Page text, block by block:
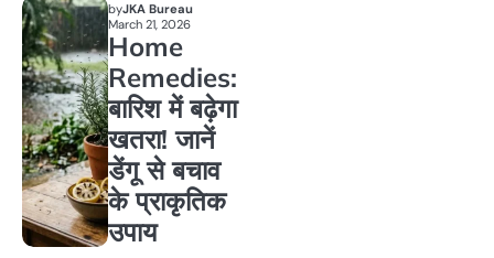
byJKA Bureau
March 21, 2026
Home
Remedies:
बारिश में बढ़ेगा
खतरा! जानें
डेंगू से बचाव
के प्राकृतिक
उपाय